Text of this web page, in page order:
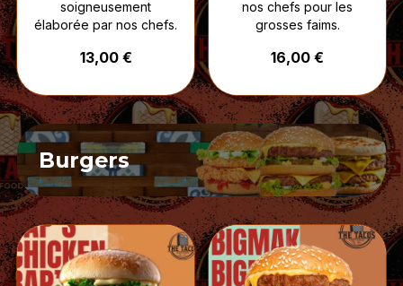
soigneusement
élaborée par nos chefs.
13,00 €
nos chefs pour les
grosses faims.
16,00 €
Burgers